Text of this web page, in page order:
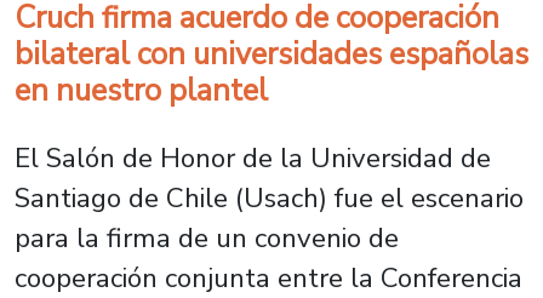
Cruch firma acuerdo de cooperación
bilateral con universidades españolas
en nuestro plantel
El Salón de Honor de la Universidad de
Santiago de Chile (Usach) fue el escenario
para la firma de un convenio de
cooperación conjunta entre la Conferencia